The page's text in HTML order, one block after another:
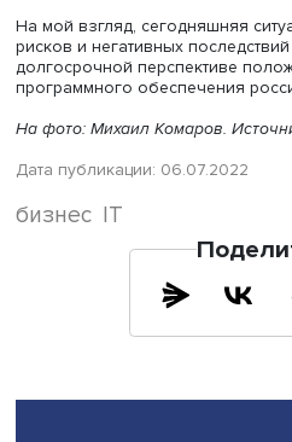
Безусловно, необходимо
процессах, а где-то и
лучше сделать заранее, до
будут реализованы и
необходима консолидация
У себя на магистерской
внимание студентов на
конкретные бизнес-кейсы